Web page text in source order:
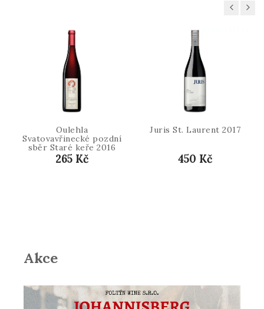
Previous
Oulehla
Svatovavřinecké pozdní
sběr Staré keře 2016
265 Kč
Juris St. Laurent 2017
450 Kč
Next
Akce